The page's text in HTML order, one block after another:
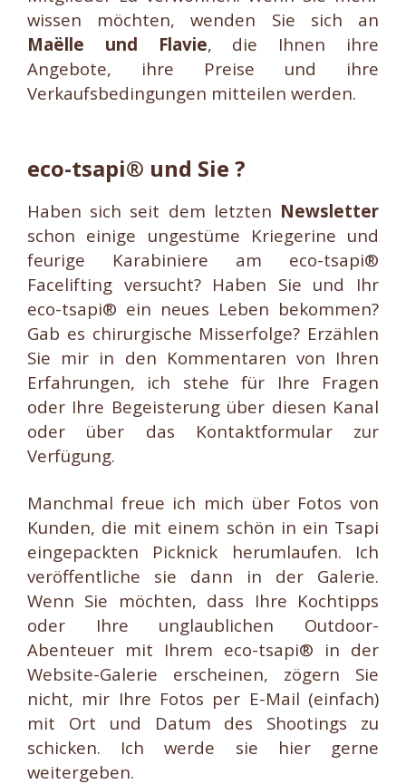
wissen möchten, wenden Sie sich an
Maëlle und Flavie, die Ihnen ihre
Angebote, ihre Preise und ihre
Verkaufsbedingungen mitteilen werden.
eco-tsapi® und Sie ?
Haben sich seit dem letzten Newsletter
schon einige ungestüme Kriegerine und
feurige Karabiniere am eco-tsapi®
Facelifting versucht? Haben Sie und Ihr
eco-tsapi® ein neues Leben bekommen?
Gab es chirurgische Misserfolge? Erzählen
Sie mir in den Kommentaren von Ihren
Erfahrungen, ich stehe für Ihre Fragen
oder Ihre Begeisterung über diesen Kanal
oder über das Kontaktformular zur
Verfügung.
Manchmal freue ich mich über Fotos von
Kunden, die mit einem schön in ein Tsapi
eingepackten Picknick herumlaufen. Ich
veröffentliche sie dann in der Galerie.
Wenn Sie möchten, dass Ihre Kochtipps
oder Ihre unglaublichen Outdoor-
Abenteuer mit Ihrem eco-tsapi® in der
Website-Galerie erscheinen, zögern Sie
nicht, mir Ihre Fotos per E-Mail (einfach)
mit Ort und Datum des Shootings zu
schicken. Ich werde sie hier gerne
weitergeben.